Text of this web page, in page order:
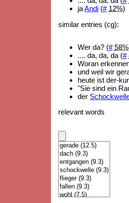
jaAndi (# 12%)
similar entries (cg):
Wer da? (# 58%
.... da, da, da (#
Woran
und weil wir
heute ist der-
"Sie sind ein
der
relevant words